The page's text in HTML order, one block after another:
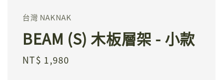
台灣 NAKNAK
BEAM (S) 木板層架 - 小款
Regular
NT$ 1,980